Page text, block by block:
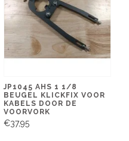
JP1045 AHS 1 1/8
BEUGEL KLICKFIX VOOR
KABELS DOOR DE
VOORVORK
€37,95